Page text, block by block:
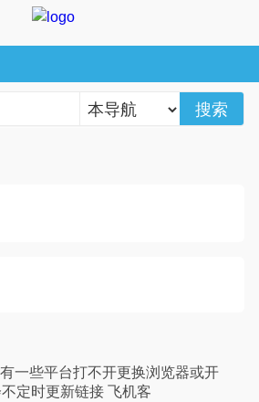
搜索
一些平台打不开更换浏览器或开
定时更新链接 飞机客